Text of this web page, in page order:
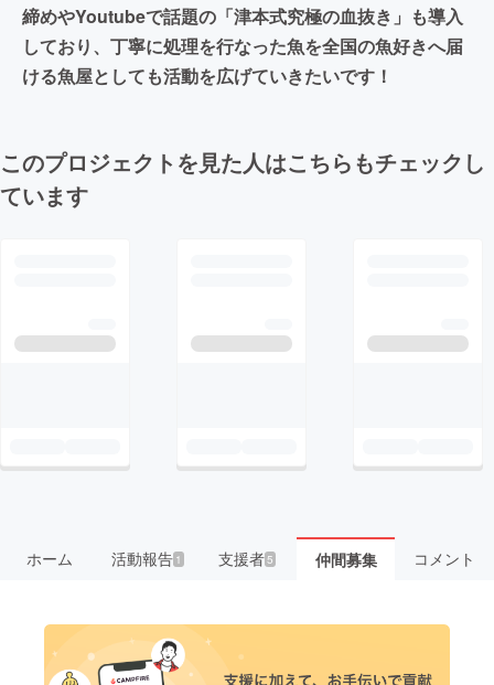
締めやYoutubeで話題の「津本式究極の血抜き」も導入
しており、丁寧に処理を行なった魚を全国の魚好きへ届
ける魚屋としても活動を広げていきたいです！
このプロジェクトを見た人はこちらもチェックし
ています
ホーム 活動報告1 支援者5 仲間募集 コメント